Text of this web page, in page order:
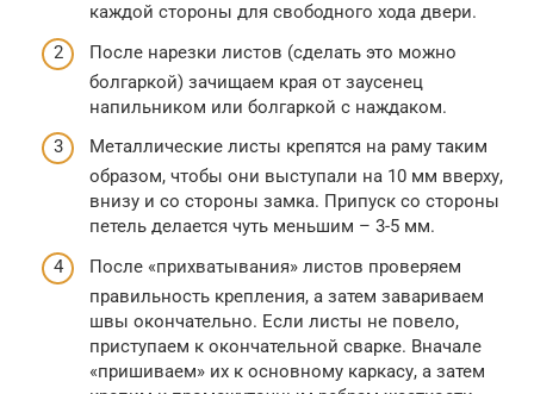
каждой стороны для свободного хода двери.
После нарезки листов (сделать это можно
болгаркой) зачищаем края от заусенец
напильником или болгаркой с наждаком.
Металлические листы крепятся на раму таким
образом, чтобы они выступали на 10 мм вверху,
внизу и со стороны замка. Припуск со стороны
петель делается чуть меньшим – 3-5 мм.
После «прихватывания» листов проверяем
правильность крепления, а затем завариваем
швы окончательно. Если листы не повело,
приступаем к окончательной сварке. Вначале
«пришиваем» их к основному каркасу, а затем